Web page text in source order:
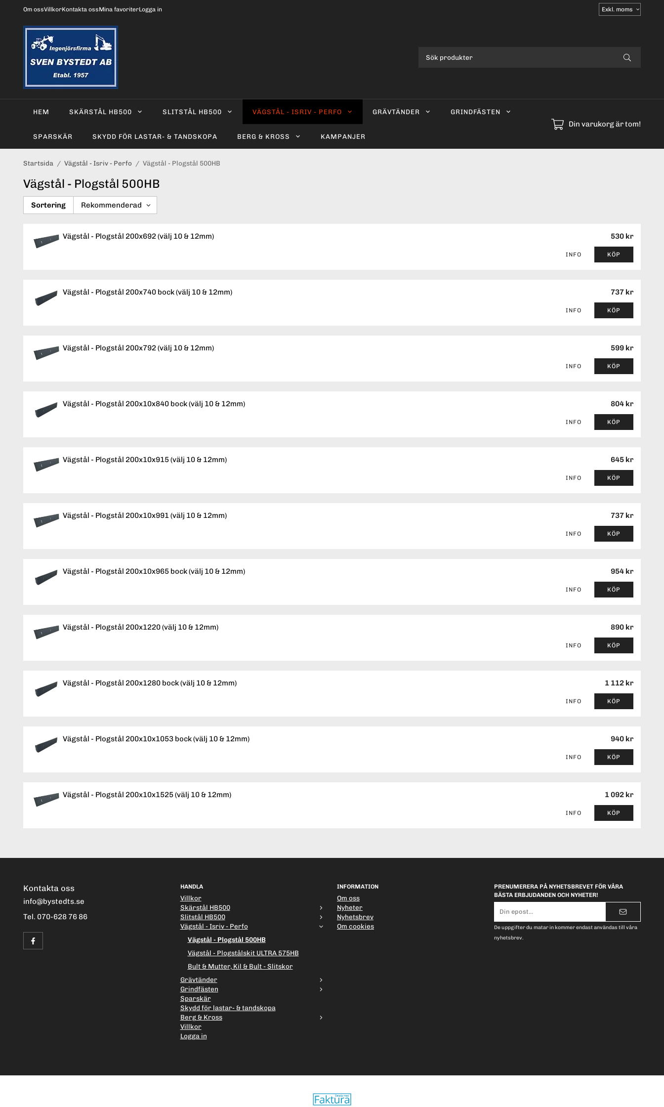
Om ossVillkorKontakta ossMina favoriterLogga in
Välj
moms
HEM SKÄRSTÅL HB500 SLITSTÅL HB500 VÄGSTÅL - ISRIV - PERFO GRÄVTÄNDER GRINDFÄSTEN
SPARSKÄR SKYDD FÖR LASTAR- & TANDSKOPA BERG & KROSS KAMPANJER
Din varukorg är tom!
Startsida / Vägstål - Isriv - Perfo / Vägstål - Plogstål 500HB
Vägstål - Plogstål 500HB
Sortering
Vägstål - Plogstål 200x692 (välj 10 & 12mm) 530 kr
INFO KÖP
Vägstål - Plogstål 200x740 bock (välj 10 & 12mm) 737 kr
INFO KÖP
Vägstål - Plogstål 200x792 (välj 10 & 12mm) 599 kr
INFO KÖP
Vägstål - Plogstål 200x10x840 bock (välj 10 & 12mm) 804 kr
INFO KÖP
Vägstål - Plogstål 200x10x915 (välj 10 & 12mm) 645 kr
INFO KÖP
Vägstål - Plogstål 200x10x991 (välj 10 & 12mm) 737 kr
INFO KÖP
Vägstål - Plogstål 200x10x965 bock (välj 10 & 12mm) 954 kr
INFO KÖP
Vägstål - Plogstål 200x1220 (välj 10 & 12mm) 890 kr
INFO KÖP
Vägstål - Plogstål 200x1280 bock (välj 10 & 12mm) 1 112 kr
INFO KÖP
Vägstål - Plogstål 200x10x1053 bock (välj 10 & 12mm) 940 kr
INFO KÖP
Vägstål - Plogstål 200x10x1525 (välj 10 & 12mm) 1 092 kr
INFO KÖP
Kontakta oss
info@bystedts.se
Tel. 070-628 76 86
HANDLA
Villkor
Skärstål HB500
Slitstål HB500
Vägstål - Isriv - Perfo
Vägstål - Plogstål 500HB
Vägstål - Plogstålskit ULTRA 575HB
Bult & Mutter, Kil & Bult - Slitskor
Grävtänder
Grindfästen
Sparskär
Skydd för lastar- & tandskopa
Berg & Kross
Villkor
Logga in
INFORMATION
Om oss
Nyheter
Nyhetsbrev
Om cookies
PRENUMERERA PÅ NYHETSBREVET FÖR VÅRA
BÄSTA ERBJUDANDEN OCH NYHETER!
postadress
De uppgifter du matar in kommer endast användas till våra
nyhetsbrev.